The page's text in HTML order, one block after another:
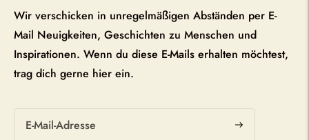
Wir verschicken in unregelmäßigen Abständen per E-
Mail Neuigkeiten, Geschichten zu Menschen und
Inspirationen. Wenn du diese E-Mails erhalten möchtest,
trag dich gerne hier ein.
Abonnieren